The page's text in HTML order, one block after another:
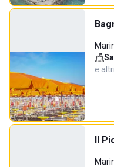
e altri
Il